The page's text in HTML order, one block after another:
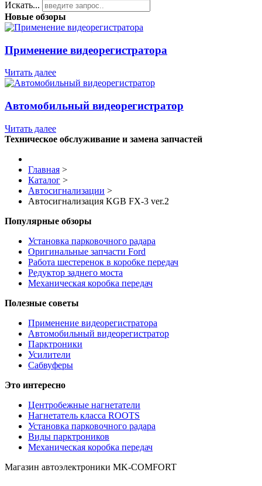
Искать...
Новые обзоры
Применение видеорегистратора
Читать далее
Автомобильный видеорегистратор
Читать далее
Техническое обслуживание и замена запчастей
Главная >
Каталог >
Автосигнализации >
Автосигнализация KGB FX-3 ver.2
Популярные обзоры
Установка парковочного радара
Оригинальные запчасти Ford
Работа шестеренок в коробке передач
Редуктор заднего моста
Механическая коробка передач
Полезные советы
Применение видеорегистратора
Автомобильный видеорегистратор
Парктроники
Усилители
Cабвуферы
Это интересно
Центробежные нагнетатели
Нагнетатель класса ROOTS
Установка парковочного радара
Виды парктроников
Механическая коробка передач
Магазин автоэлектроники MK-COMFORT